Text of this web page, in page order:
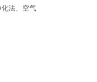
法、空气